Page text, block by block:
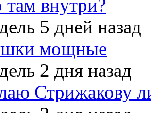
там внутри?
5 дней назад
мощные
2 дня назад
Стрижакову